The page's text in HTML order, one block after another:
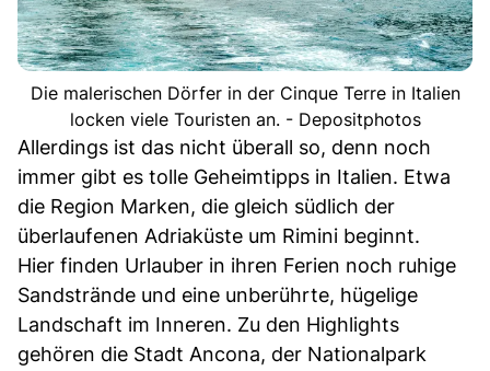
Die malerischen Dörfer in der Cinque Terre in Italien
locken viele Touristen an. - Depositphotos
Allerdings ist das nicht überall so, denn noch
immer gibt es tolle Geheimtipps in Italien. Etwa
die Region Marken, die gleich südlich der
überlaufenen Adriaküste um Rimini beginnt.
Hier finden Urlauber in ihren Ferien noch ruhige
Sandstrände und eine unberührte, hügelige
Landschaft im Inneren. Zu den Highlights
gehören die Stadt Ancona, der Nationalpark